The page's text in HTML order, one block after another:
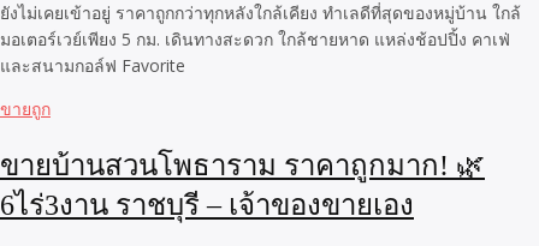
ยังไม่เคยเข้าอยู่ ราคาถูกกว่าทุกหลังใกล้เคียง ทำเลดีที่สุดของหมู่บ้าน ใกล้
มอเตอร์เวย์เพียง 5 กม. เดินทางสะดวก ใกล้ชายหาด แหล่งช้อปปิ้ง คาเฟ่
และสนามกอล์ฟ Favorite
ขายถูก
ขายบ้านสวนโพธาราม ราคาถูกมาก! 🌿
6ไร่3งาน ราชบุรี – เจ้าของขายเอง